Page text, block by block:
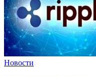
Новости